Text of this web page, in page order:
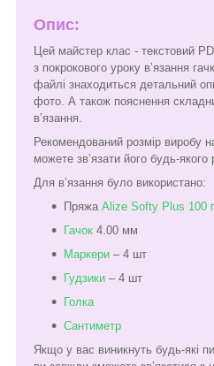
Опис:
Цей майстер клас - текстовий
з покрокового уроку вʼязання
файлі знаходиться детальний
фото. А також пояснення
вʼязання.
Рекомендований розмір виробу
можете звʼязати його будь-якого
Для вʼязання було використано:
Пряжа Alize Softy Plus 100
Гачок 4.00 мм
Маркери – 4 шт
Гудзики – 4 шт
Голка
Сантиметр
Якщо у вас виникнуть будь-які